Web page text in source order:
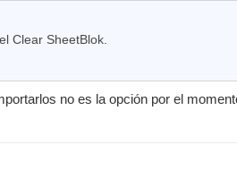
Clear SheetBlok.
no es la opción por el